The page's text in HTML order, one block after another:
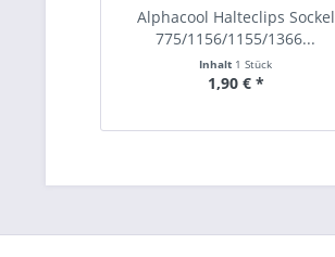
Alphacool Halteclips Sockel
775/1156/1155/1366...
Inhalt 1 Stück
1,90 € *